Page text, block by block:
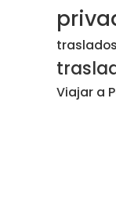
Viajar a